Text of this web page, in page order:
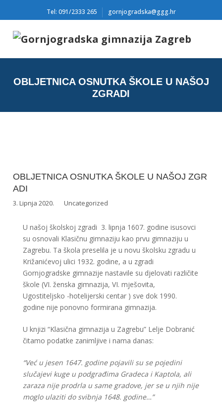
Tel: 091/2333 265 gornjogradska@ggg.hr
OBLJETNICA OSNUTKA ŠKOLE U NAŠOJ
ZGRADI
OBLJETNICA OSNUTKA ŠKOLE U NAŠOJ ZGR
ADI
3. Lipnja 2020. Uncategorized
U našoj školskoj zgradi 3. lipnja 1607. godine isusovci
su osnovali Klasičnu gimnaziju kao prvu gimnaziju u
Zagrebu. Ta škola preselila je u novu školsku zgradu u
Križanićevoj ulici 1932. godine, a u zgradi
Gornjogradske gimnazije nastavile su djelovati različite
škole (VI. ženska gimnazija, VI. mješovita,
Ugostiteljsko -hotelijerski centar ) sve dok 1990.
godine nije ponovno formirana gimnazija.
U knjizi “Klasična gimnazija u Zagrebu” Lelje Dobranić
čitamo podatke zanimljive i nama danas:
“Već u jesen 1647. godine pojavili su se pojedini
slučajevi kuge u podgrađima Gradeca i Kaptola, ali
zaraza nije prodrla u same gradove, jer se u njih nije
moglo ulaziti do svibnja 1648. godine…”